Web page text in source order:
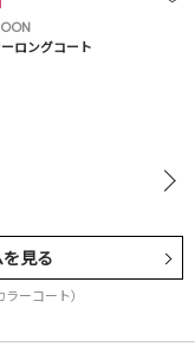
ロングコート
見る
ーコート）